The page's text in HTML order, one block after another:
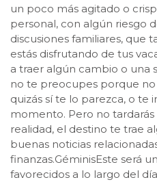
un poco más agitado o
personal, con algún riesgo
discusiones familiares, que
estás disfrutando de tus
a traer algún cambio o una
no te preocupes porque no
quizás sí te lo parezca, o te
momento. Pero no
realidad, el destino te trae
buenas noticias
finanzas.GéminisEste será
favorecidos a lo largo del